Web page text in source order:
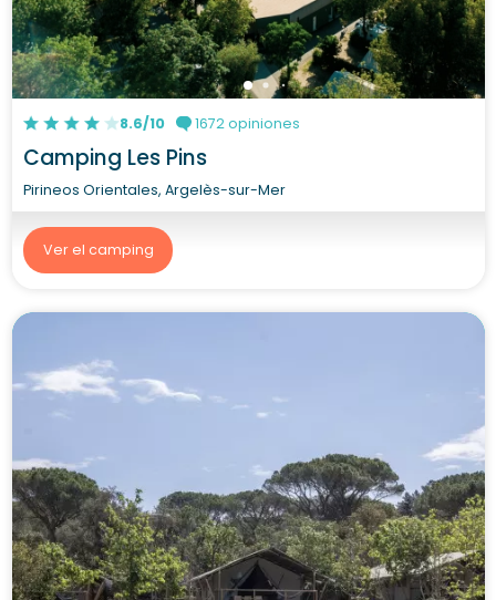
8.6/10 1672 opiniones
Camping Les Pins
Pirineos Orientales, Argelès-sur-Mer
Ver el camping